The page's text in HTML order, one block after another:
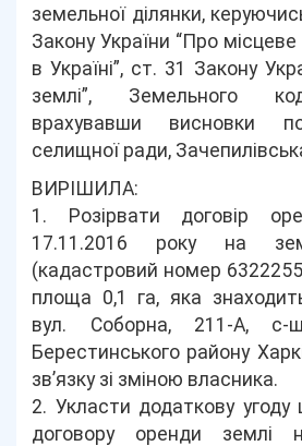
земельної ділянки,
Закону України “Про
в Україні”, ст. 31 Закону
землі”, Земельного
врахувавши висновки
селищної ради,
ВИРІШИЛА:
1. Розірвати договір
17.11.2016 року на
(кадастровий номер
площа 0,1 га, яка
вул. Соборна, 211-А, с-
Берестинського району
зв’язку зі зміною власника.
2. Укласти додаткову угоду
договору оренди землі